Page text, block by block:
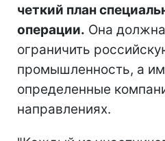
четкий план
операции. Она
ограничить
промышленность, а
определенные
направлениях.